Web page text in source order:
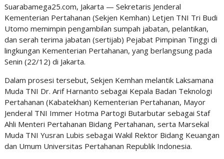
Suarabamega25.com, Jakarta — Sekretaris Jenderal
Kementerian Pertahanan (Sekjen Kemhan) Letjen TNI Tri Budi
Utomo memimpin pengambilan sumpah jabatan, pelantikan,
dan serah terima jabatan (sertijab) Pejabat Pimpinan Tinggi di
lingkungan Kementerian Pertahanan, yang berlangsung pada
Senin (22/12) di Jakarta.
Dalam prosesi tersebut, Sekjen Kemhan melantik Laksamana
Muda TNI Dr. Arif Harnanto sebagai Kepala Badan Teknologi
Pertahanan (Kabatekhan) Kementerian Pertahanan, Mayor
Jenderal TNI Immer Hotma Partogi Butarbutar sebagai Staf
Ahli Menteri Pertahanan Bidang Pertahanan, serta Marsekal
Muda TNI Yusran Lubis sebagai Wakil Rektor Bidang Keuangan
dan Umum Universitas Pertahanan Republik Indonesia.